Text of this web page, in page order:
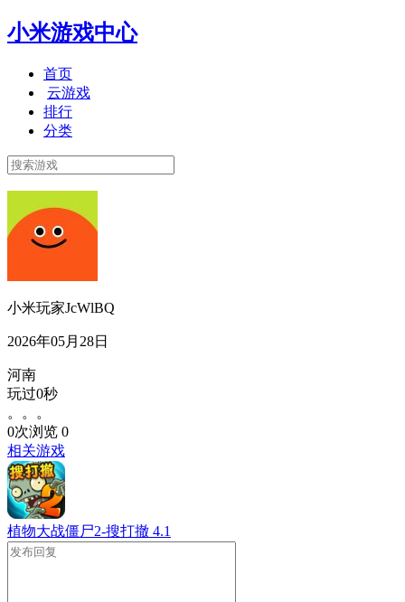
小米游戏中心
首页
云游戏
排行
分类
小米玩家JcWlBQ
2026年05月28日
河南
玩过0秒
。。。
0次浏览 0
相关游戏
植物大战僵尸2-搜打撤 4.1